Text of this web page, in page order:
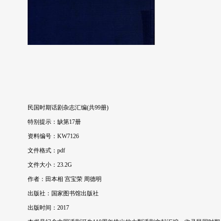
民国时期话剧杂志汇编(共99册)
特别提示：缺第17册
资料编号：KW7126
文件格式：pdf
文件大小：23.2G
作者：田本相 宫宝荣 周德明
出版社：国家图书馆出版社
出版时间：2017